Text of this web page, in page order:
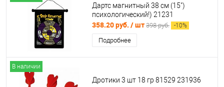
Дартс магнитный 38 см (15")
психологический!) 21231
358.20 руб. / шт 398 руб. -10%
Подробнее
В наличии
Дротики 3 шт 18 гр 81529 231936